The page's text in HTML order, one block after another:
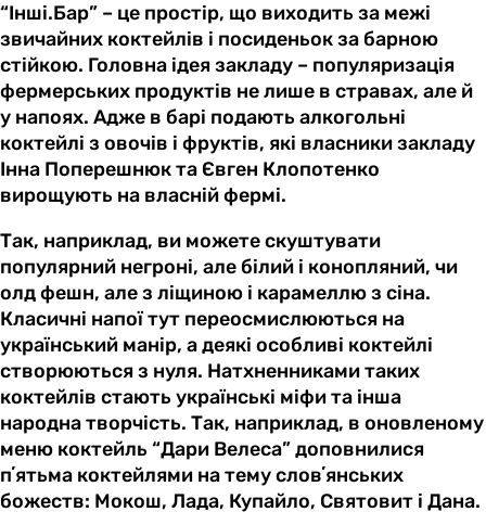
“Інші.Бар” – це простір, що виходить за межі
звичайних коктейлів і посиденьок за барною
стійкою. Головна ідея закладу – популяризація
фермерських продуктів не лише в стравах, але й
у напоях. Адже в барі подають алкогольні
коктейлі з овочів і фруктів, які власники закладу
Інна Поперешнюк та Євген Клопотенко
вирощують на власній фермі.
Так, наприклад, ви можете скуштувати
популярний негроні, але білий і конопляний, чи
олд фешн, але з ліщиною і карамеллю з сіна.
Класичні напої тут переосмислюються на
український манір, а деякі особливі коктейлі
створюються з нуля. Натхненниками таких
коктейлів стають українські міфи та інша
народна творчість. Так, наприклад, в оновленому
меню коктейль “Дари Велеса” доповнилися
пʼятьма коктейлями на тему словʼянських
божеств: Мокош, Лада, Купайло, Святовит і Дана.